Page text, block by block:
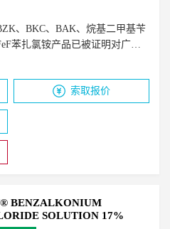
、BKC、BAK、烷基二甲基苄
苯扎氯铵产品已被证明对广谱
，酵母菌，霉菌，包膜病毒）有
的气味/颜色。苄基（十二烷
苄基（十四烷基）二甲基氯化铵
索取报价
BENZALKONIUM
SOLUTION 17%